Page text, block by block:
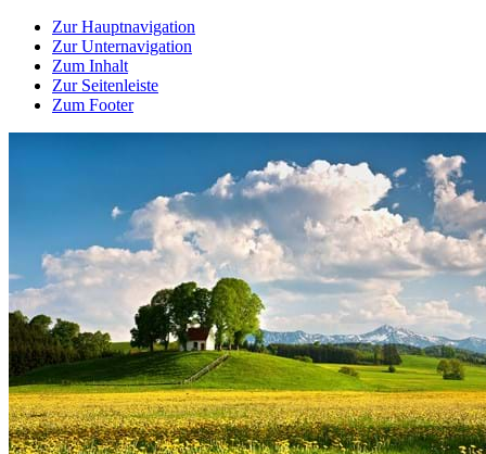
Zur Hauptnavigation
Zur Unternavigation
Zum Inhalt
Zur Seitenleiste
Zum Footer